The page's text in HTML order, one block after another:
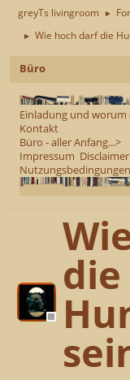
greyTs livingroom ►
► Wie hoch darf die
Büro
Einladung und worum
Kontakt
Büro - aller Anfang...>
Impressum Disclaimer
Nutzungsbedingungen
die